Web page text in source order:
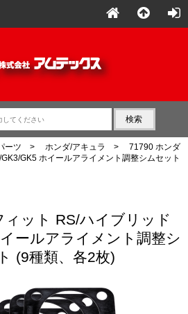
ーツ > ホンダ/アキュラ
> 71790 ホンダ
GK5 ホイールアライメント調整シムセット
ット RS/ハイブリッド
ールアライメント調整シ
(9種類、各2枚)